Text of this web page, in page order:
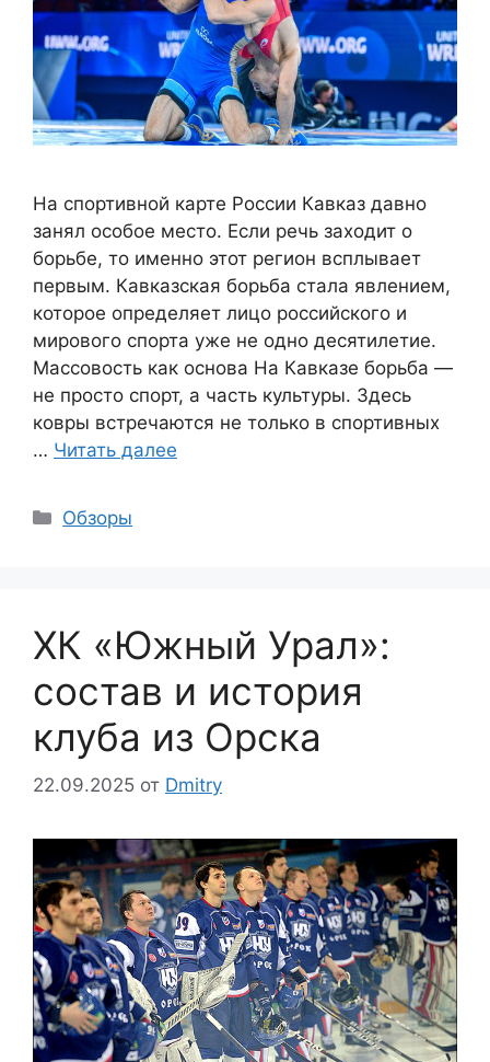
На спортивной карте России Кавказ давно
занял особое место. Если речь заходит о
борьбе, то именно этот регион всплывает
первым. Кавказская борьба стала явлением,
которое определяет лицо российского и
мирового спорта уже не одно десятилетие.
Массовость как основа На Кавказе борьба —
не просто спорт, а часть культуры. Здесь
ковры встречаются не только в спортивных
… Читать далее
Рубрики
Обзоры
ХК «Южный Урал»:
состав и история
клуба из Орска
22.09.2025 от Dmitry